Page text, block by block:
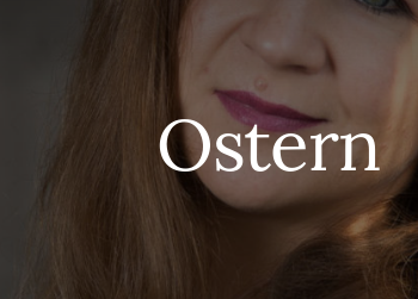
Ostern